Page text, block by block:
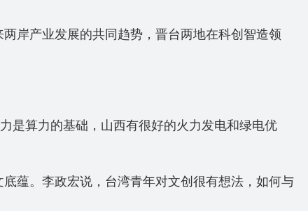
岸产业发展的共同趋势，晋台两地在科创智造领
是算力的基础，山西有很好的火力发电和绿电优
蕴。李政宏说，台湾青年对文创很有想法，如何与